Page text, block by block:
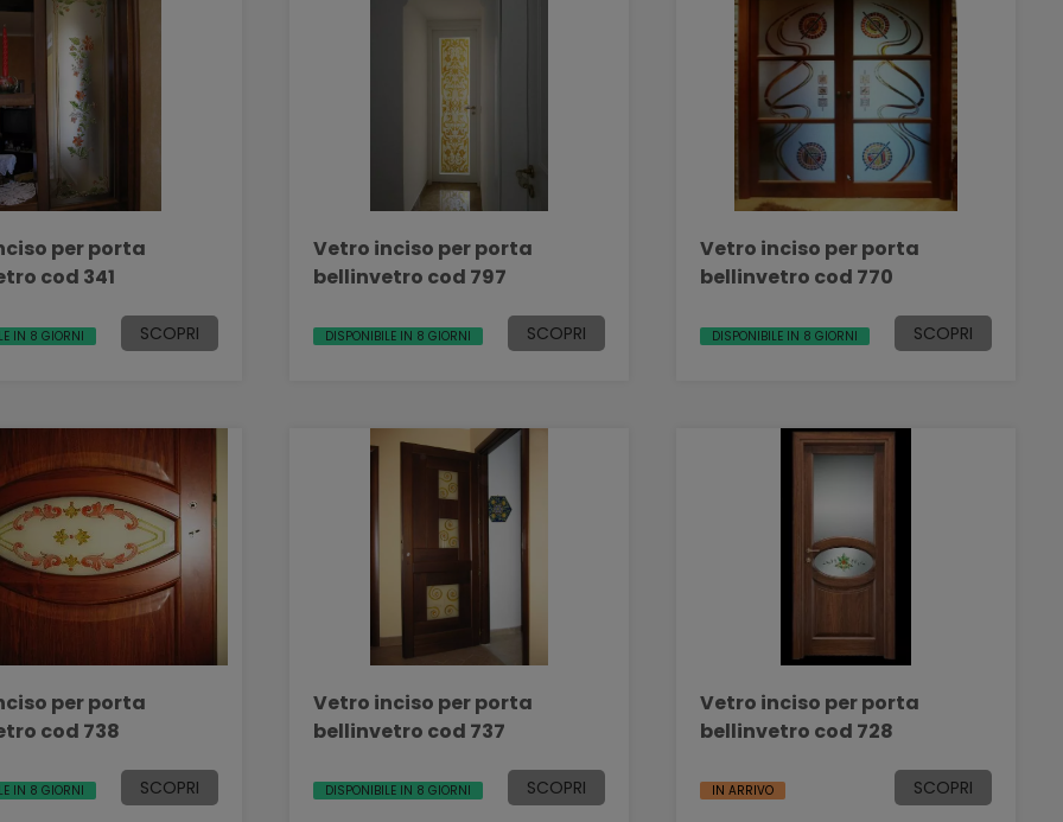
per porta
cod 341
IN 8 GIORNI SCOPRI
Vetro inciso per porta
bellinvetro cod 797
DISPONIBILE IN 8 GIORNI SCOPRI
Vetro inciso per porta
bellinvetro cod 770
DISPONIBILE IN 8 GIORNI SCOPRI
per porta
cod 738
IN 8 GIORNI SCOPRI
Vetro inciso per porta
bellinvetro cod 737
DISPONIBILE IN 8 GIORNI SCOPRI
Vetro inciso per porta
bellinvetro cod 728
IN ARRIVO SCOPRI